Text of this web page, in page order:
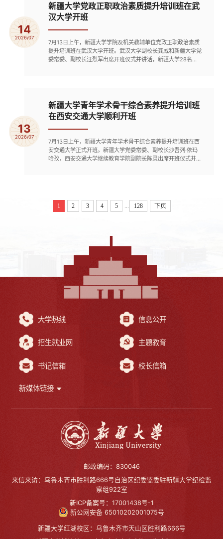
14
2026/07
新疆大学党政正职政治素质提升培训班在武
汉大学开班
7月13日上午，新疆大学学院及机关教辅单位党政正职政治素质
提升培训班在武汉大学开班。武汉大学副校长龚威和新疆大学党
委常委、副校长汪烈军出席开班仪式并讲话，新疆大学28名参
同体意识...
13
2026/07
新疆大学青年学术骨干综合素养提升培训班
在西安交通大学顺利开班
7月13日上午，新疆大学青年学术骨干综合素养提升培训班在西
安交通大学正式开班。新疆大学党委常委、副校长沙吾列·依玛
哈孜，西安交通大学继续教育学院副院长陈灵出席开班仪式并致
军，是...
1 2 3 4 5 128 下页
大学热线 信息公开
招生就业网 主题教育
书记信箱 校长信箱
新媒体链接
邮政编码：830046
来信来访：乌鲁木齐市胜利路666号自治区纪委监委驻新疆大学纪检监
察组922室
新ICP备案号：17001438号-1
新公网安备 65010202001075号
新疆大学红湖校区：乌鲁木齐市天山区胜利路666号